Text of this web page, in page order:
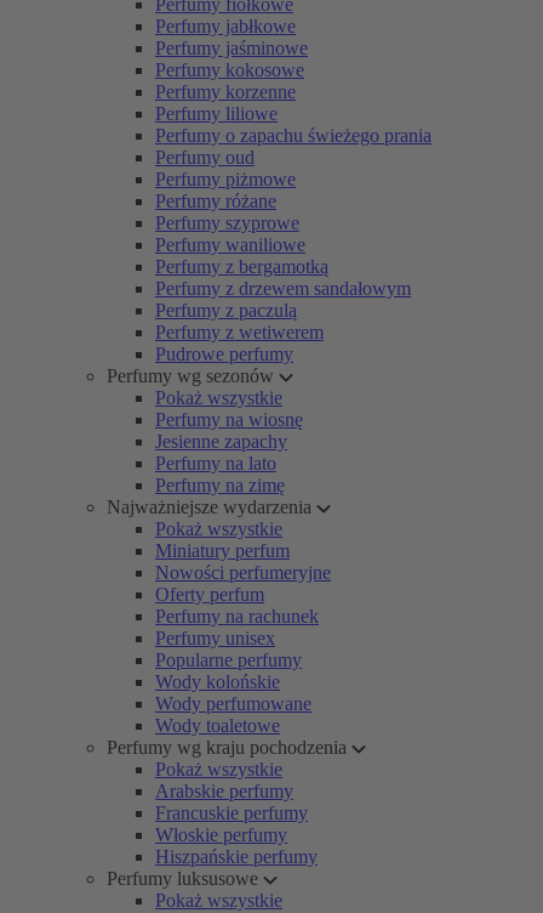
Perfumy fiołkowe
Perfumy jabłkowe
Perfumy jaśminowe
Perfumy kokosowe
Perfumy korzenne
Perfumy liliowe
Perfumy o zapachu świeżego prania
Perfumy oud
Perfumy piżmowe
Perfumy różane
Perfumy szyprowe
Perfumy waniliowe
Perfumy z bergamotką
Perfumy z drzewem sandałowym
Perfumy z paczulą
Perfumy z wetiwerem
Pudrowe perfumy
Perfumy wg sezonów
Pokaż wszystkie
Perfumy na wiosnę
Jesienne zapachy
Perfumy na lato
Perfumy na zimę
Najważniejsze wydarzenia
Pokaż wszystkie
Miniatury perfum
Nowości perfumeryjne
Oferty perfum
Perfumy na rachunek
Perfumy unisex
Popularne perfumy
Wody kolońskie
Wody perfumowane
Wody toaletowe
Perfumy wg kraju pochodzenia
Pokaż wszystkie
Arabskie perfumy
Francuskie perfumy
Włoskie perfumy
Hiszpańskie perfumy
Perfumy luksusowe
Pokaż wszystkie